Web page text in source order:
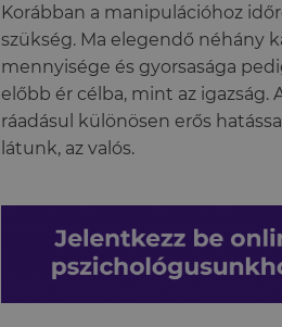
Korábban a manipulációhoz
szükség. Ma elegendő néhány
mennyisége és gyorsasága
előbb ér célba, mint az igazság.
ráadásul különösen erős
látunk, az valós.